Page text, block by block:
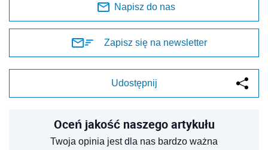
Napisz do nas
Zapisz się na newsletter
Udostępnij
Oceń jakość naszego artykułu
Twoja opinia jest dla nas bardzo ważna